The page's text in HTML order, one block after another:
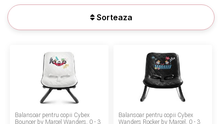
LA PLIMBARE
CAMERA COPILULUI
JUCARII
Sorteaza
Balansoar pentru copii Cybex
Bouncer by Marcel Wanders, 0 - 3
Balansoar pentru copii Cybex
Wanders Rocker by Marcel, 0 - 3